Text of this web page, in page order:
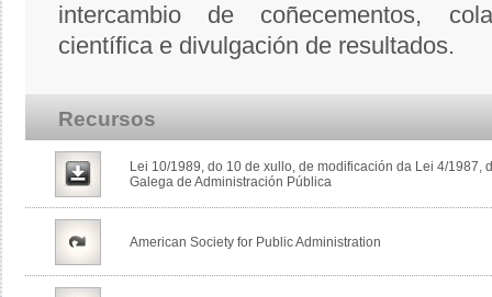
intercambio de coñecementos,
científica e divulgación de resultados.
Recursos
Lei 10/1989, do 10 de xullo, de modificación da Lei 4/1987,
Galega de Administración Pública
American Society for Public Administration